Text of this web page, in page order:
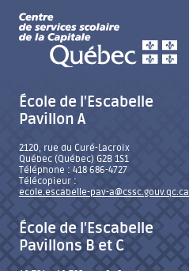
École de l'Escabelle
Pavillon A
2120, rue du Curé-Lacroix
Québec (Québec) G2B 1S1
Téléphone : 418 686-4727
Télécopieur :
ecole.escabelle-pav-a@cssc.gouv.qc.ca
École de l'Escabelle
Pavillons B et C